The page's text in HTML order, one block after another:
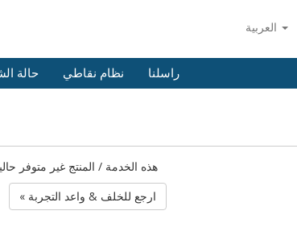
حالة نظام نقاطي راسلنا
هذه الخدمة / المنتج غير متوفر
« ارجع للخلف & واعد التجربة